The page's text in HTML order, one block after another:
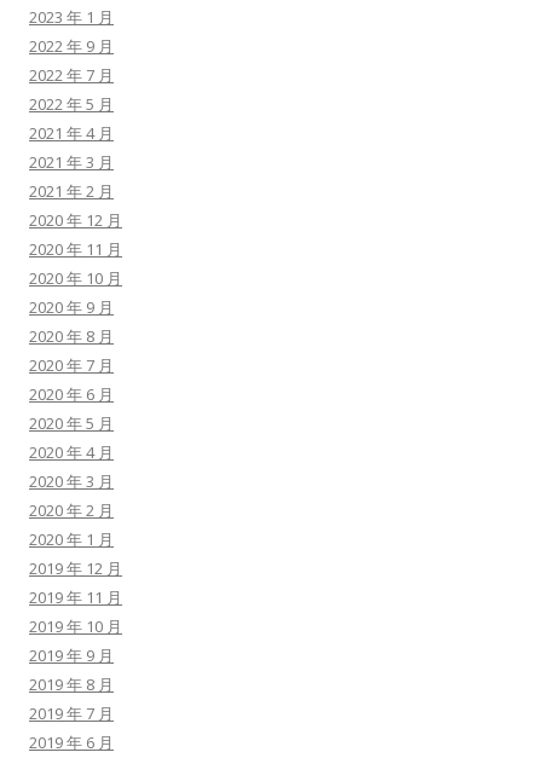
2023 年 1 月
2022 年 9 月
2022 年 7 月
2022 年 5 月
2021 年 4 月
2021 年 3 月
2021 年 2 月
2020 年 12 月
2020 年 11 月
2020 年 10 月
2020 年 9 月
2020 年 8 月
2020 年 7 月
2020 年 6 月
2020 年 5 月
2020 年 4 月
2020 年 3 月
2020 年 2 月
2020 年 1 月
2019 年 12 月
2019 年 11 月
2019 年 10 月
2019 年 9 月
2019 年 8 月
2019 年 7 月
2019 年 6 月